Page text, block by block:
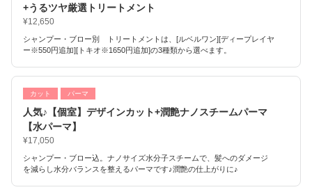
+うるツヤ厳選トリートメント
¥12,650
シャンプー・ブロー別 トリートメントは、[ルベルワン][ディープレイヤ
ー※550円追加][トキオ※1650円追加]の3種類から選べます。
カット パーマ
人気♪【個室】デザインカット+潤艶ナノスチームパーマ
【水パーマ】
¥17,050
シャンプー・ブロー込。ナノサイズ水分子スチームで、髪へのダメージ
を減らし水分バランスを整えるパーマです♪潤艶の仕上がりに♪